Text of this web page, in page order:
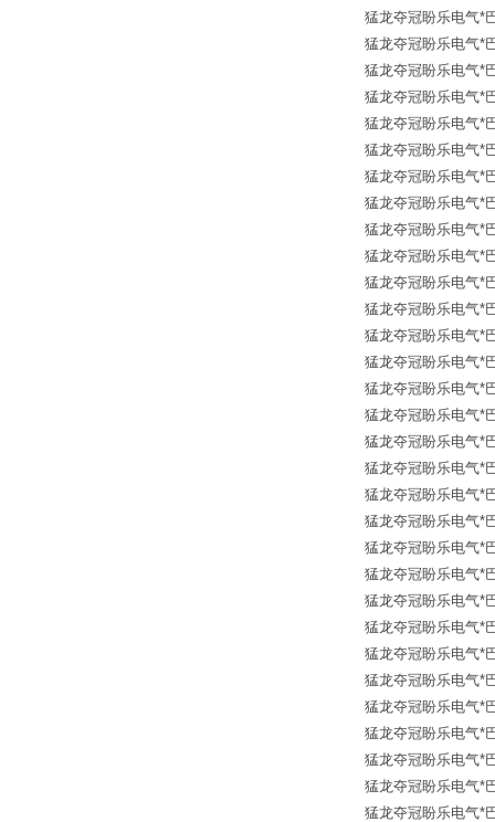
猛龙夺冠盼乐电气*
猛龙夺冠盼乐电气*
猛龙夺冠盼乐电气*
猛龙夺冠盼乐电气*
猛龙夺冠盼乐电气*
猛龙夺冠盼乐电气*
猛龙夺冠盼乐电气*
猛龙夺冠盼乐电气*
猛龙夺冠盼乐电气*
猛龙夺冠盼乐电气*
猛龙夺冠盼乐电气*
猛龙夺冠盼乐电气*
猛龙夺冠盼乐电气*
猛龙夺冠盼乐电气*
猛龙夺冠盼乐电气*
猛龙夺冠盼乐电气*
猛龙夺冠盼乐电气*
猛龙夺冠盼乐电气*
猛龙夺冠盼乐电气*
猛龙夺冠盼乐电气*
猛龙夺冠盼乐电气*
猛龙夺冠盼乐电气*
猛龙夺冠盼乐电气*
猛龙夺冠盼乐电气*
猛龙夺冠盼乐电气*
猛龙夺冠盼乐电气*
猛龙夺冠盼乐电气*
猛龙夺冠盼乐电气*
猛龙夺冠盼乐电气*
猛龙夺冠盼乐电气*
猛龙夺冠盼乐电气*